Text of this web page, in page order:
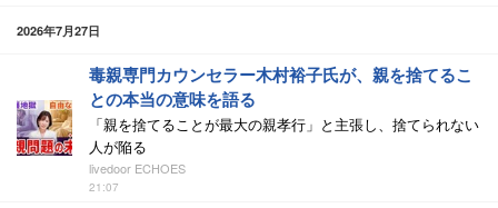
2026年7月27日
毒親専門カウンセラー木村裕子氏が、親を捨てるこ
との本当の意味を語る
「親を捨てることが最大の親孝行」と主張し、捨てられない
人が陥る
livedoor ECHOES
21:07